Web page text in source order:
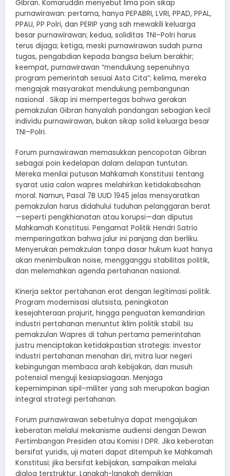
Gibran. Komaruddin menyebut lima poin sikap
purnawirawan: pertama, hanya PEPABRI, LVRI, PPAD, PPAL,
PPAU, PP Polri, dan PERIP yang sah mewakili keluarga
besar purnawirawan; kedua, soliditas TNI–Polri harus
terus dijaga; ketiga, meski purnawirawan sudah purna
tugas, pengabdian kepada bangsa belum berakhir;
keempat, purnawirawan “mendukung sepenuhnya
program pemerintah sesuai Asta Cita”; kelima, mereka
mengajak masyarakat mendukung pembangunan
nasional . Sikap ini mempertegas bahwa gerakan
pemakzulan Gibran hanyalah pandangan sebagian kecil
individu purnawirawan, bukan sikap solid keluarga besar
TNI–Polri.
Forum purnawirawan memasukkan pencopotan Gibran
sebagai poin kedelapan dalam delapan tuntutan.
Mereka menilai putusan Mahkamah Konstitusi tentang
syarat usia calon wapres melahirkan ketidakabsahan
moral. Namun, Pasal 7B UUD 1945 jelas mensyaratkan
pemakzulan harus didahului tuduhan pelanggaran berat
—seperti pengkhianatan atau korupsi—dan diputus
Mahkamah Konstitusi. Pengamat Politik Hendri Satrio
memperingatkan bahwa jalur ini panjang dan berliku.
Menyerukan pemakzulan tanpa dasar hukum kuat hanya
akan menimbulkan noise, mengganggu stabilitas politik,
dan melemahkan agenda pertahanan nasional.
Kinerja sektor pertahanan erat dengan legitimasi politik.
Program modernisasi alutsista, peningkatan
kesejahteraan prajurit, hingga penguatan kemandirian
industri pertahanan menuntut iklim politik stabil. Isu
pemakzulan Wapres di tahun pertama pemerintahan
justru menciptakan ketidakpastian strategis: investor
industri pertahanan menahan diri, mitra luar negeri
kebingungan membaca arah kebijakan, dan musuh
potensial menguji kesiapsiagaan. Menjaga
kepemimpinan sipil–militer yang sah merupakan bagian
integral strategi pertahanan.
Forum purnawirawan sebetulnya dapat mengajukan
keberatan melalui mekanisme audiensi dengan Dewan
Pertimbangan Presiden atau Komisi I DPR. Jika keberatan
bersifat yuridis, uji materi dapat ditempuh ke Mahkamah
Konstitusi; jika bersifat kebijakan, sampaikan melalui
dialog terstruktur. Langkah-langkah demikian